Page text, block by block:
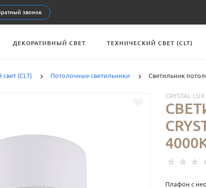
звонок
ДЕКОРАТИВНЫЙ СВЕТ ТЕХНИЧЕСКИЙ СВЕТ (CLT)
(CLT) Потолочные светильники Светильник
CRYSTAL LUX
Плафон с